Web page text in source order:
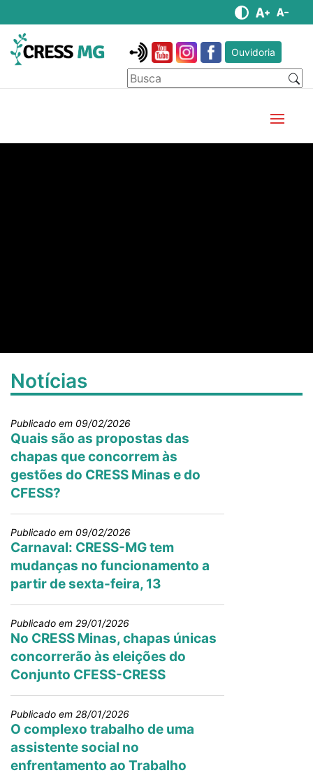
Ouvidoria
Notícias
Publicado em 09/02/2026
Quais são as propostas das
chapas que concorrem às
gestões do CRESS Minas e do
CFESS?
Publicado em 09/02/2026
Carnaval: CRESS-MG tem
mudanças no funcionamento a
partir de sexta-feira, 13
Publicado em 29/01/2026
No CRESS Minas, chapas únicas
concorrerão às eleições do
Conjunto CFESS-CRESS
Publicado em 28/01/2026
O complexo trabalho de uma
assistente social no
enfrentamento ao Trabalho